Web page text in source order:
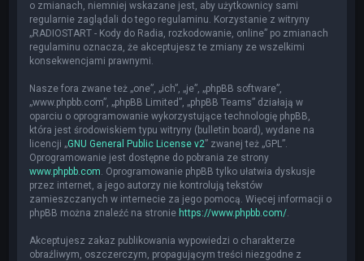
o zmianach, niemniej wskazane jest, aby użytkownicy sami
regularnie zaglądali do tego regulaminu. Korzystanie z witryny
„RADIOSTART - Kody do Radia, rozkodowanie, online” po zmianach
regulaminu oznacza, że akceptujesz te zmiany ze wszelkimi
konsekwencjami prawnymi.
Nasze fora zwane też „one”, „ich”, „je”, „phpBB software”,
„www.phpbb.com”, „phpBB Limited”, „phpBB Teams” działają w
oparciu o oprogramowanie wykorzystujące technologię phpBB,
która jest środowiskiem typu witryny (bulletin board), wydane na
licencji „GNU General Public License v2” zwanej też „GPL”.
Oprogramowanie jest dostępne do pobrania ze strony
www.phpbb.com . Oprogramowanie phpBB tylko ułatwia dyskusje
przez internet, a jego autorzy nie kontrolują tekstów
zamieszczanych w internecie za jego pomocą. Więcej informacji o
phpBB można znaleźć na stronie https://www.phpbb.com/
Akceptujesz zakaz publikowania wypowiedzi o charakterze
obraźliwym, oszczerczym, propagującym treści niezgodne z